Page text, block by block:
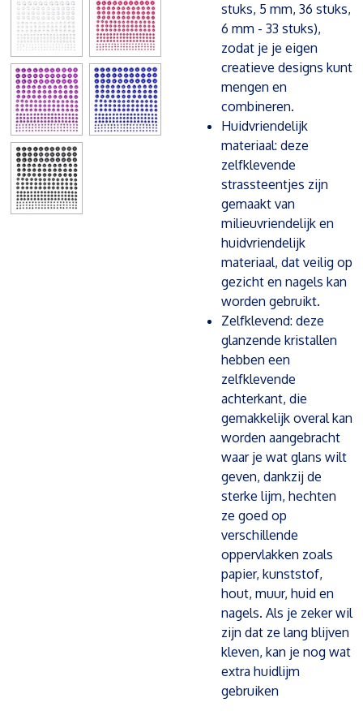
stuks, 5 mm, 36 stuks,
6 mm - 33 stuks),
zodat je je eigen
creatieve designs kunt
mengen en
combineren.
Huidvriendelijk
materiaal: deze
zelfklevende
strassteentjes zijn
gemaakt van
milieuvriendelijk en
huidvriendelijk
materiaal, dat veilig op
gezicht en nagels kan
worden gebruikt.
Zelfklevend: deze
glanzende kristallen
hebben een
zelfklevende
achterkant, die
gemakkelijk overal kan
worden aangebracht
waar je wat glans wilt
geven, dankzij de
sterke lijm, hechten
ze goed op
verschillende
oppervlakken zoals
papier, kunststof,
hout, muur, huid en
nagels. Als je zeker wil
zijn dat ze lang blijven
kleven, kan je nog wat
extra huidlijm
gebruiken